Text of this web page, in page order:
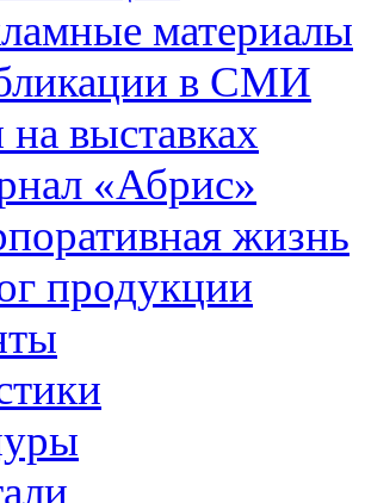
материалы
в СМИ
выставках
«Абрис»
жизнь
продукции